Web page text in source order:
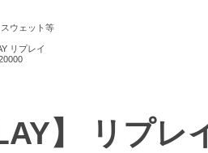
ウェット等
リプレイ
】 リプ